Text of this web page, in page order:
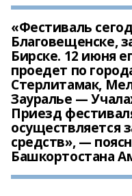
«Фестиваль
Благовещенске,
Бирске. 12 июня
проедет по
Стерлитамак,
Зауралье —
Приезд
осуществляется
средств», —
Башкортостана